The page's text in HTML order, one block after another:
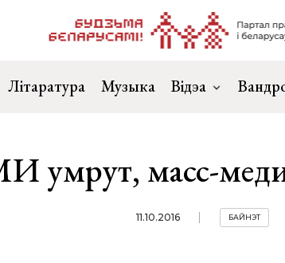
Літаратура Музыка Відэа
умрут, масс-
11.10.2016 БАЙНЭТ